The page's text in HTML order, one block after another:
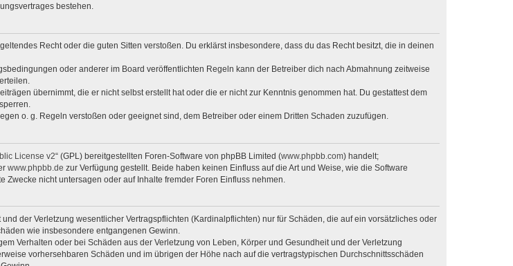
bestehen.
Recht oder die guten Sitten verstoßen. Du erklärst insbesondere, dass du das Recht besitzt, die in deinen
oder anderer im Board veröffentlichten Regeln kann der Betreiber dich nach Abmahnung zeitweise
übernimmt, die er nicht selbst erstellt hat oder die er nicht zur Kenntnis genommen hat. Du gestattest dem
o. g. Regeln verstoßen oder geeignet sind, dem Betreiber oder einem Dritten Schaden zuzufügen.
License v2“ (GPL) bereitgestellten Foren-Software von phpBB Limited (www.phpbb.com) handelt;
www.phpbb.de zur Verfügung gestellt. Beide haben keinen Einfluss auf die Art und Weise, wie die Software
nicht untersagen oder auf Inhalte fremder Foren Einfluss nehmen.
der Verletzung wesentlicher Vertragspflichten (Kardinalpflichten) nur für Schäden, die auf ein vorsätzliches oder
wie insbesondere entgangenen Gewinn.
Verhalten oder bei Schäden aus der Verletzung von Leben, Körper und Gesundheit und der Verletzung
vorhersehbaren Schäden und im übrigen der Höhe nach auf die vertragstypischen Durchschnittsschäden